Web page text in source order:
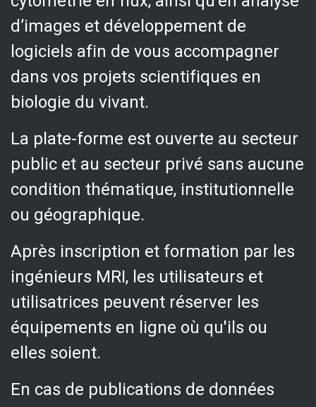
d’images et développement de
logiciels afin de vous accompagner
dans vos projets scientifiques en
biologie du vivant.
La plate-forme est ouverte au secteur
public et au secteur privé sans aucune
condition thématique, institutionnelle
ou géographique.
Après inscription et formation par les
ingénieurs MRI, les utilisateurs et
utilisatrices peuvent réserver les
équipements en ligne où qu'ils ou
elles soient.
En cas de publications de données